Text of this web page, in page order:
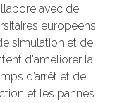
avec de
européens
simulation et de
d'améliorer la
d’arrêt et de
et les pannes